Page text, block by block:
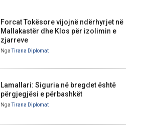
Forcat Tokësore vijojnë ndërhyrjet në
Mallakastër dhe Klos për izolimin e
zjarreve
NgaTirana Diplomat
Lamallari: Siguria në bregdet është
përgjegjësi e përbashkët
NgaTirana Diplomat